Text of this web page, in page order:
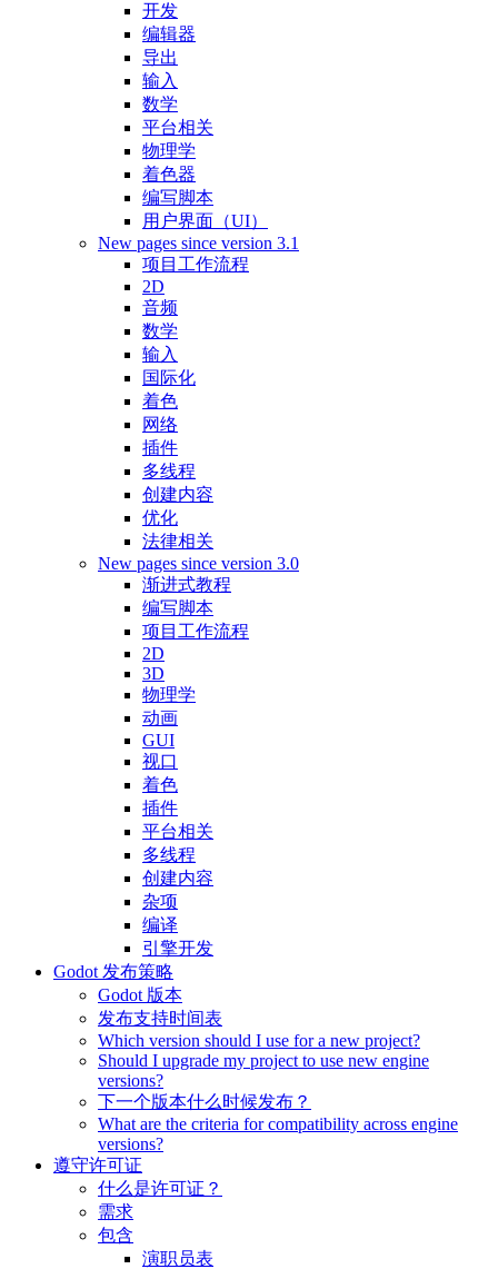
开发
编辑器
导出
输入
数学
平台相关
物理学
着色器
编写脚本
用户界面（UI）
New pages since version 3.1
项目工作流程
2D
音频
数学
输入
国际化
着色
网络
插件
多线程
创建内容
优化
法律相关
New pages since version 3.0
渐进式教程
编写脚本
项目工作流程
2D
3D
物理学
动画
GUI
视口
着色
插件
平台相关
多线程
创建内容
杂项
编译
引擎开发
Godot 发布策略
Godot 版本
发布支持时间表
Which version should I use for a new project?
Should I upgrade my project to use new engine
versions?
下一个版本什么时候发布？
What are the criteria for compatibility across engine
versions?
遵守许可证
什么是许可证？
需求
包含
演职员表